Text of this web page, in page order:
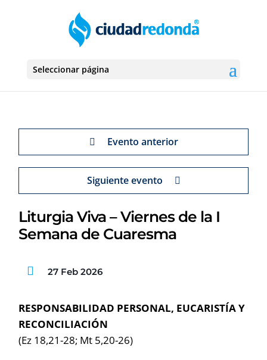
Seleccionar página
Evento anterior
Siguiente evento
Liturgia Viva – Viernes de la I
Semana de Cuaresma
27 Feb 2026
RESPONSABILIDAD PERSONAL, EUCARISTÍA Y
RECONCILIACIÓN
(Ez 18,21-28; Mt 5,20-26)